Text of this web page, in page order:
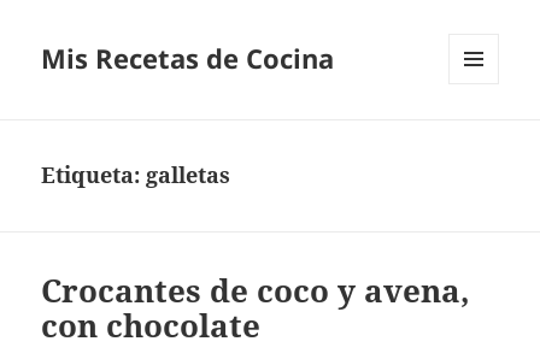
Mis Recetas de Cocina
Etiqueta: galletas
Crocantes de coco y avena,
con chocolate